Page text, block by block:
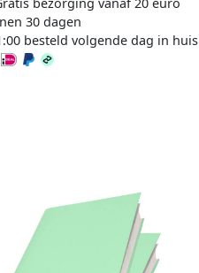
30 dagen
besteld volgende dag in huis